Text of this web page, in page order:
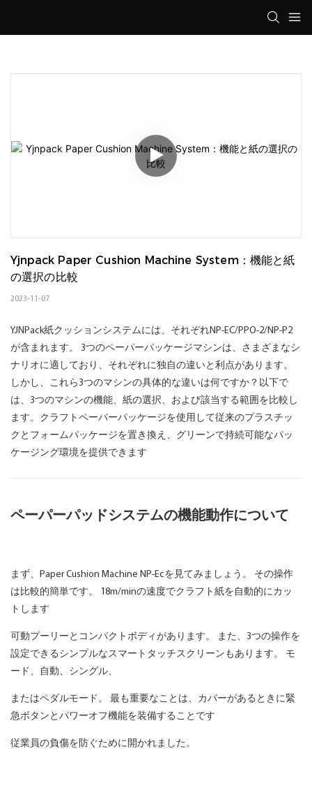
Yjnpack Paper Cushion Machine System：機能と紙
の選択の比較
2023-11-07
YJNPack紙クッションシステムには、それぞれNP-EC/PPO-2/NP-P2
が含まれます。 3つのペーパーパッケージマシンは、さまざまなシ
ナリオに適しており、それぞれに独自の違いと利点があります。
しかし、これら3つのマシンの具体的な違いは何ですか？以下で
は、3つのマシンの機能、紙の選択、および該当する範囲を比較し
ます。クラフトペーパーパッケージを使用して従来のプラスチッ
クとフォームパッケージを置き換え、グリーンで持続可能なパッ
ケージング環境を提供できます
ペーパーパッドシステムの機能動作について
まず、Paper Cushion Machine NP-Ecを見てみましょう。 その操作
は比較的簡単です。 18m/minの速度でクラフト紙を自動的にカッ
トします
可動プーリーとコンパクトボディがあります。 また、3つの操作を
設定できるシンプルなスマートタッチスクリーンもあります。 モ
ード、自動、シングル、
またはペダルモード。 最も重要なことは、カバーがあるときに緊
急ボタンとパワーオフ機能を装備することです
従業員の負傷を防ぐために開かれました。